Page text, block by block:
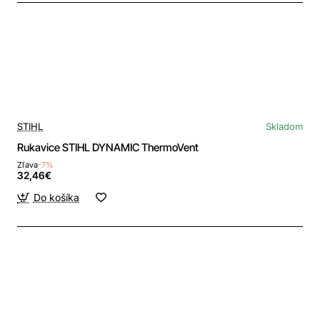
STIHL Skladom
Rukavice STIHL DYNAMIC ThermoVent
Zľava-7%
32,46€
Do košíka